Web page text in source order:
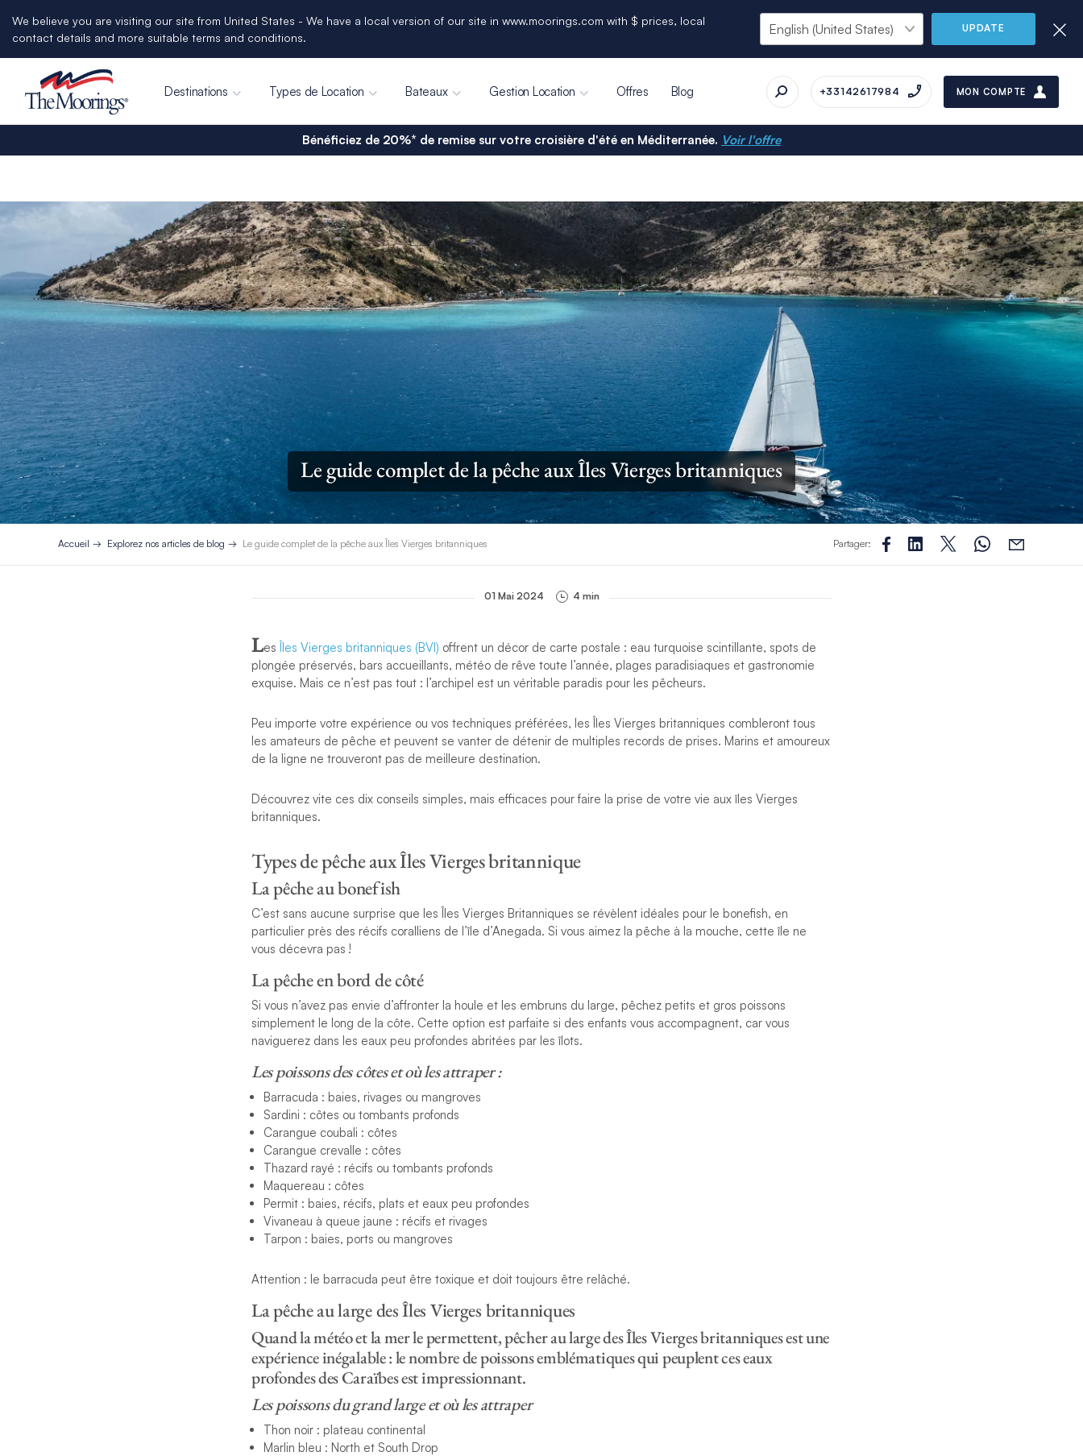
We believe you are visiting our site from United States - We have a local version of our site in www.moorings.com with $ prices, local
contact details and more suitable terms and conditions.
UPDATE
Destinations Types de Location Bateaux Gestion Location Offres Blog +33142617984 MON COMPTE
Bénéficiez de 20%* de remise sur votre croisière d'été en Méditerranée. Voir l'offre
Le guide complet de la pêche aux Îles Vierges britanniques
Accueil Explorez nos articles de blog Le guide complet de la pêche aux Îles Vierges britanniques Partager:
01 Mai 2024 4 min
LesÎles Vierges britanniques (BVI) offrent un décor de carte postale : eau turquoise scintillante, spots de
plongée préservés, bars accueillants, météo de rêve toute l’année, plages paradisiaques et gastronomie
exquise. Mais ce n’est pas tout : l’archipel est un véritable paradis pour les pêcheurs.
Peu importe votre expérience ou vos techniques préférées, les Îles Vierges britanniques combleront tous
les amateurs de pêche et peuvent se vanter de détenir de multiples records de prises. Marins et amoureux
de la ligne ne trouveront pas de meilleure destination.
Découvrez vite ces dix conseils simples, mais efficaces pour faire la prise de votre vie aux îles Vierges
britanniques.
Types de pêche aux Îles Vierges britannique
La pêche au bonefish
C’est sans aucune surprise que les Îles Vierges Britanniques se révèlent idéales pour le bonefish, en
particulier près des récifs coralliens de l’île d’Anegada. Si vous aimez la pêche à la mouche, cette île ne
vous décevra pas !
La pêche en bord de côté
Si vous n’avez pas envie d’affronter la houle et les embruns du large, pêchez petits et gros poissons
simplement le long de la côte. Cette option est parfaite si des enfants vous accompagnent, car vous
naviguerez dans les eaux peu profondes abritées par les îlots.
Les poissons des côtes et où les attraper :
Barracuda : baies, rivages ou mangroves
Sardini : côtes ou tombants profonds
Carangue coubali : côtes
Carangue crevalle : côtes
Thazard rayé : récifs ou tombants profonds
Maquereau : côtes
Permit : baies, récifs, plats et eaux peu profondes
Vivaneau à queue jaune : récifs et rivages
Tarpon : baies, ports ou mangroves
Attention : le barracuda peut être toxique et doit toujours être relâché.
La pêche au large des Îles Vierges britanniques
Quand la météo et la mer le permettent, pêcher au large des Îles Vierges britanniques est une
expérience inégalable : le nombre de poissons emblématiques qui peuplent ces eaux
profondes des Caraïbes est impressionnant.
Les poissons du grand large et où les attraper
Thon noir : plateau continental
Marlin bleu : North et South Drop